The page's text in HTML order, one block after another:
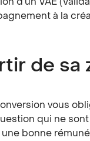
à la
de sa
vous
qui ne
bonne